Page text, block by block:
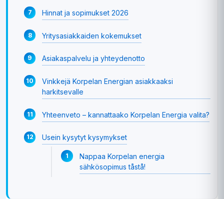
Hinnat ja sopimukset 2026
Yritysasiakkaiden kokemukset
Asiakaspalvelu ja yhteydenotto
Vinkkejä Korpelan Energian asiakkaaksi
harkitsevalle
Yhteenveto – kannattaako Korpelan Energia valita?
Usein kysytyt kysymykset
Nappaa Korpelan energia
sähkösopimus tåstå!